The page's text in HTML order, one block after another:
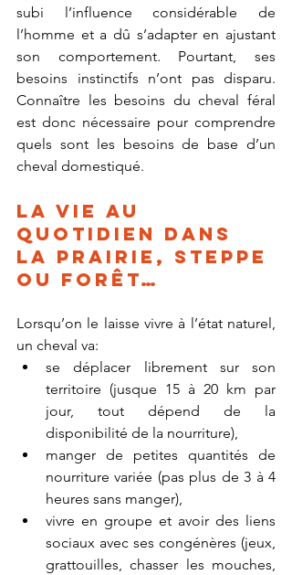
subi l’influence considérable de
l’homme et a dû s’adapter en ajustant
son comportement. Pourtant, ses
besoins instinctifs n’ont pas disparu.
Connaître les besoins du cheval féral
est donc nécessaire pour comprendre
quels sont les besoins de base d’un
cheval domestiqué.
La vie au
quotidien dans
la prairie, steppe
ou forêt…
Lorsqu’on le laisse vivre à l’état naturel,
un cheval va:
se déplacer librement sur son
territoire (jusque 15 à 20 km par
jour, tout dépend de la
disponibilité de la nourriture),
manger de petites quantités de
nourriture variée (pas plus de 3 à 4
heures sans manger),
vivre en groupe et avoir des liens
sociaux avec ses congénères (jeux,
grattouilles, chasser les mouches,